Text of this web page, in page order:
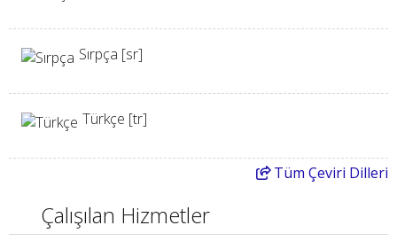
Sırpça [sr]
Türkçe [tr]
Tüm Çeviri Dilleri
Çalışılan Hizmetler